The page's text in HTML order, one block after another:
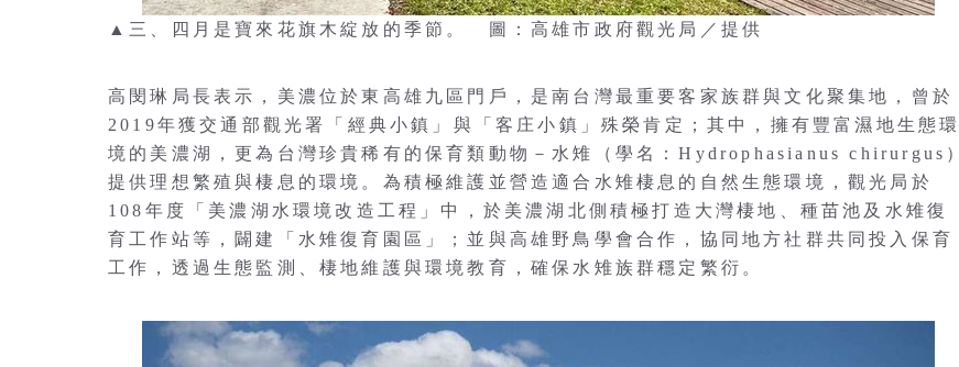
▲三、四月是寶來花旗木綻放的季節。 圖：高雄市政府觀光局／提供
高閔琳局長表示，美濃位於東高雄九區門戶，是南台灣最重要客家族群與文化聚集地，曾於
2019年獲交通部觀光署「經典小鎮」與「客庄小鎮」殊榮肯定；其中，擁有豐富濕地生態環
境的美濃湖，更為台灣珍貴稀有的保育類動物－水雉（學名：Hydrophasianus chirurgus）
提供理想繁殖與棲息的環境。為積極維護並營造適合水雉棲息的自然生態環境，觀光局於
108年度「美濃湖水環境改造工程」中，於美濃湖北側積極打造大灣棲地、種苗池及水雉復
育工作站等，闢建「水雉復育園區」；並與高雄野鳥學會合作，協同地方社群共同投入保育
工作，透過生態監測、棲地維護與環境教育，確保水雉族群穩定繁衍。